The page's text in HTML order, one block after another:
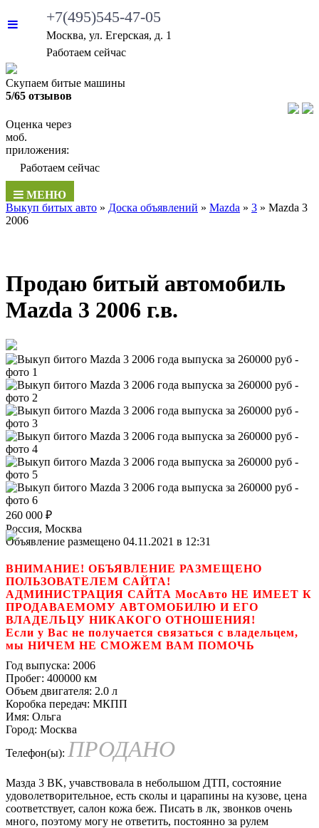
+7(495)545-47-05
Москва, ул. Егерская, д. 1
Работаем сейчас
Скупаем битые машины
5/65 отзывов
Оценка через
моб.
приложения:
Работаем сейчас
МЕНЮ
Выкуп битых авто » Доска объявлений » Mazda » 3 » Mazda 3
2006
Продаю битый автомобиль
Mazda 3 2006 г.в.
260 000 ₽
Россия, Москва
Объявление размещено 04.11.2021 в 12:31
ВНИМАНИЕ! ОБЪЯВЛЕНИЕ РАЗМЕЩЕНО
ПОЛЬЗОВАТЕЛЕМ САЙТА!
АДМИНИСТРАЦИЯ САЙТА МосАвто НЕ ИМЕЕТ К
ПРОДАВАЕМОМУ АВТОМОБИЛЮ И ЕГО
ВЛАДЕЛЬЦУ НИКАКОГО ОТНОШЕНИЯ!
Если у Вас не получается связаться с владельцем,
мы НИЧЕМ НЕ СМОЖЕМ ВАМ ПОМОЧЬ
Год выпуска: 2006
Пробег: 400000 км
Объем двигателя: 2.0 л
Коробка передач: МКПП
Имя: Ольга
Город: Москва
Телефон(ы): ПРОДАНО
Мазда 3 BK, учавствовала в небольшом ДТП, состояние
удоволетворительное, есть сколы и царапины на кузове, цена
соответствует, салон кожа беж. Писать в лк, звонков очень
много, поэтому могу не ответить, постоянно за рулем